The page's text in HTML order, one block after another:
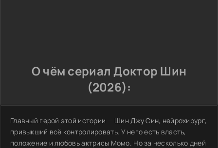
О чём сериал Доктор Шин
(2026):
Главный герой этой истории — Шин Джу Син, нейрохирург,
привыкший всё контролировать. У него есть власть,
положение и любовь актрисы Момо. Но за несколько дней